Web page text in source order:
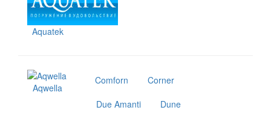
Aquatek
Aqwella
Comforn
Corner
Due Amanti
Dune